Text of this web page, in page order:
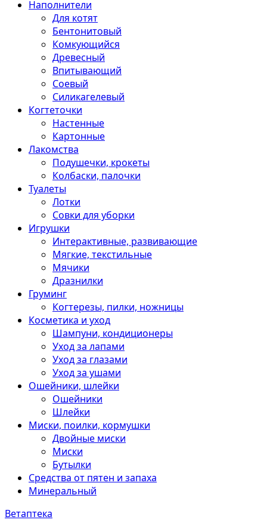
Наполнители
Для котят
Бентонитовый
Комкующийся
Древесный
Впитывающий
Соевый
Силикагелевый
Когтеточки
Настенные
Картонные
Лакомства
Подушечки, крокеты
Колбаски, палочки
Туалеты
Лотки
Совки для уборки
Игрушки
Интерактивные, развивающие
Мягкие, текстильные
Мячики
Дразнилки
Груминг
Когтерезы, пилки, ножницы
Косметика и уход
Шампуни, кондиционеры
Уход за лапами
Уход за глазами
Уход за ушами
Ошейники, шлейки
Ошейники
Шлейки
Миски, поилки, кормушки
Двойные миски
Миски
Бутылки
Средства от пятен и запаха
Минеральный
Ветаптека